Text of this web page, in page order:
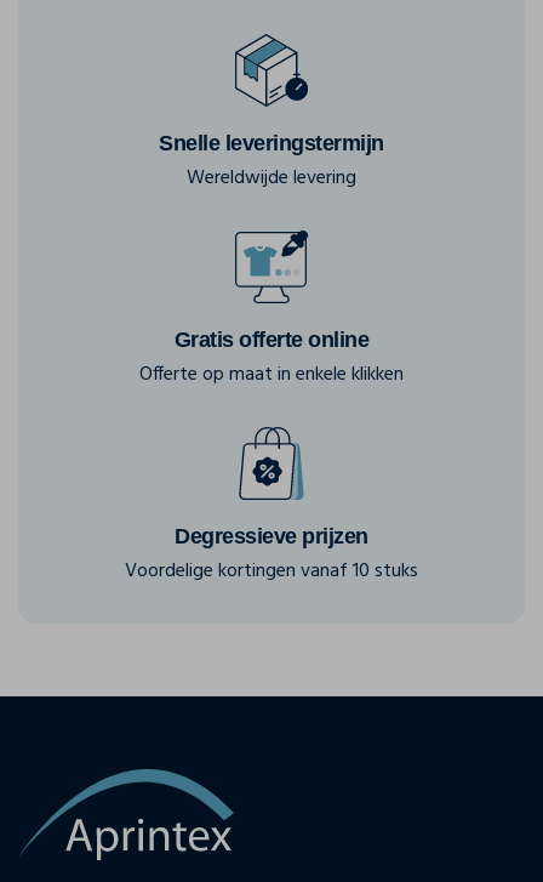
Snelle leveringstermijn
Wereldwijde levering
Gratis offerte online
Offerte op maat in enkele klikken
Degressieve prijzen
Voordelige kortingen vanaf 10 stuks